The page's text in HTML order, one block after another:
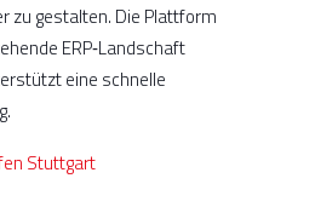
zu gestalten. Die Plattform
ERP‑Landschaft
eine schnelle
Stuttgart